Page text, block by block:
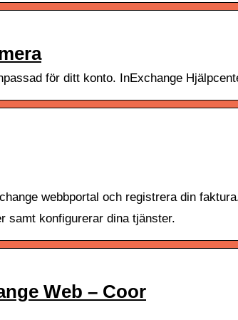
för ditt konto. InExchange
webbportal och registrera din
samt konfigurerar dina tjänster.
Web – Coor